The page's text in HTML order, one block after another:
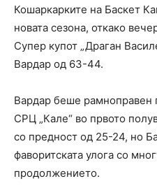
Кошаркарките на Баскет
новата сезона, откако
Супер купот „Драган
Вардар од 63-44.
Вардар беше рамноправен
СРЦ „Кале“ во првото
со предност од 25-24, но
фаворитската улога со
продолжението.